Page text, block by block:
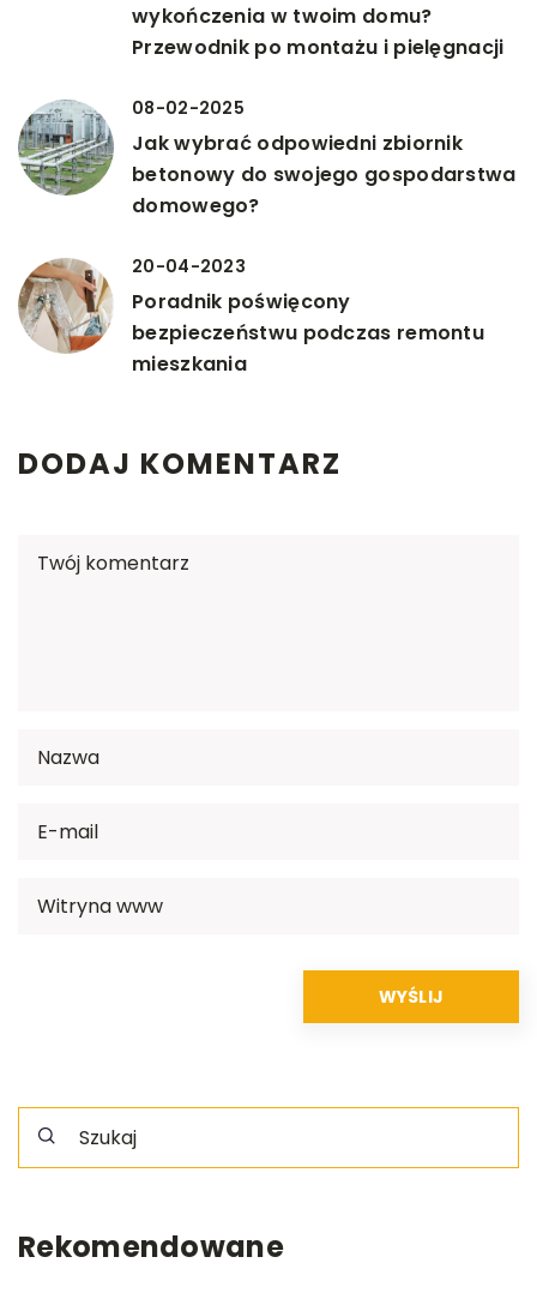
wykończenia w twoim domu?
Przewodnik po montażu i pielęgnacji
08-02-2025
Jak wybrać odpowiedni zbiornik
betonowy do swojego gospodarstwa
domowego?
20-04-2023
Poradnik poświęcony
bezpieczeństwu podczas remontu
mieszkania
DODAJ KOMENTARZ
Rekomendowane